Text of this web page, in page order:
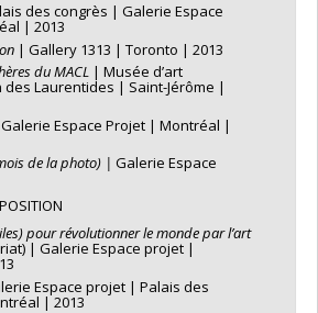
des congrès | Galerie Espace
| 2013
| Gallery 1313 | Toronto | 2013
du MACL | Musée d’art
Laurentides | Saint-Jérôme |
Espace Projet | Montréal |
de la photo) | Galerie Espace
pour révolutionner le monde par l’art
| Galerie Espace projet |
Espace projet | Palais des
| 2013